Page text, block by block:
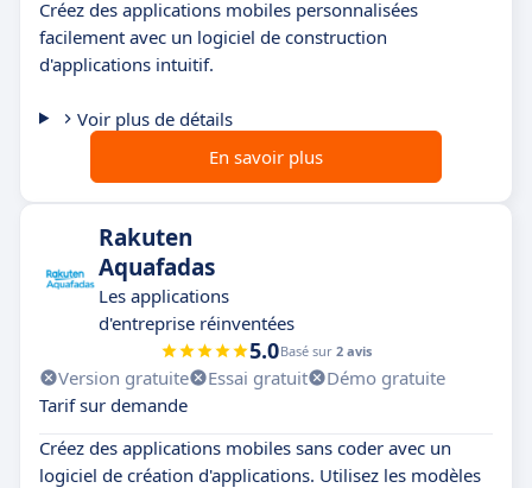
Créez des applications mobiles personnalisées
facilement avec un logiciel de construction
d'applications intuitif.
Voir plus de détails
En savoir plus
Rakuten
Aquafadas
Les applications
d'entreprise réinventées
5.0Basé sur 2 avis
Version gratuite Essai gratuit
Démo gratuite
Tarif sur demande
Créez des applications mobiles sans coder avec un
logiciel de création d'applications. Utilisez les modèles